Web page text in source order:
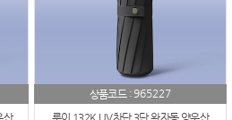
산
상품코드 :965227
루이 132K UV차단 3단 완자동 양우산